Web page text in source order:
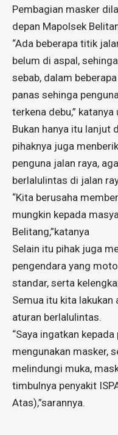
Pembagian masker
depan Mapolsek
“Ada beberapa titik
belum di aspal,
sebab, dalam
panas sehinga
terkena debu,”
Bukan hanya itu lanjut
pihaknya juga
penguna jalan raya,
berlalulintas di jalan
“Kita berusaha
mungkin kepada
Belitang,”katanya
Selain itu pihak juga
pengendara yang
standar, serta
Semua itu kita
aturan berlalulintas.
“Saya ingatkan
mengunakan masker,
melindungi muka,
timbulnya penyakit
Atas),”sarannya.